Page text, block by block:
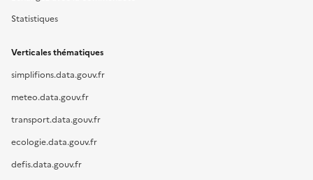
Statistiques
Verticales thématiques
simplifions.data.gouv.fr
meteo.data.gouv.fr
transport.data.gouv.fr
ecologie.data.gouv.fr
defis.data.gouv.fr